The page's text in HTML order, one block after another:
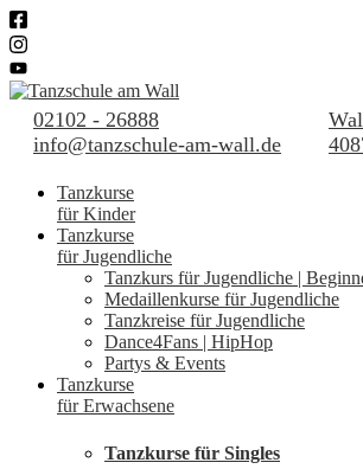
02102 - 26888
info@tanzschule-am-wall.de
Tanzkurse
für Kinder
Tanzkurse
für Jugendliche
Tanzkurs für Jugendliche |
Medaillenkurse für Jugendliche
Tanzkreise für Jugendliche
Dance4Fans | HipHop
Partys & Events
Tanzkurse
für Erwachsene
Tanzkurse für Singles